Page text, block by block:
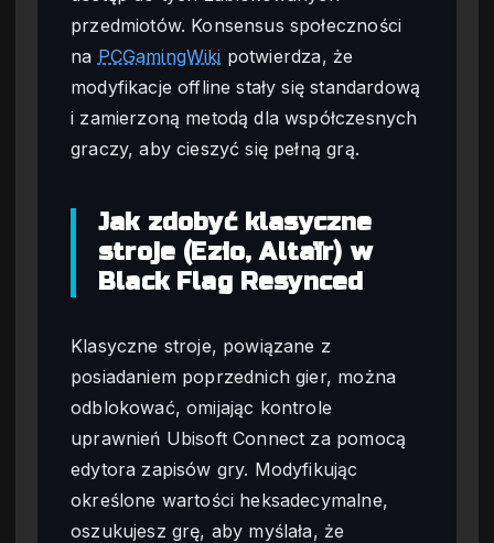
przedmiotów. Konsensus społeczności
na PCGamingWiki potwierdza, że
modyfikacje offline stały się standardową
i zamierzoną metodą dla współczesnych
graczy, aby cieszyć się pełną grą.
Jak zdobyć klasyczne
stroje (Ezio, Altaïr) w
Black Flag Resynced
Klasyczne stroje, powiązane z
posiadaniem poprzednich gier, można
odblokować, omijając kontrole
uprawnień Ubisoft Connect za pomocą
edytora zapisów gry. Modyfikując
określone wartości heksadecymalne,
oszukujesz grę, aby myślała, że